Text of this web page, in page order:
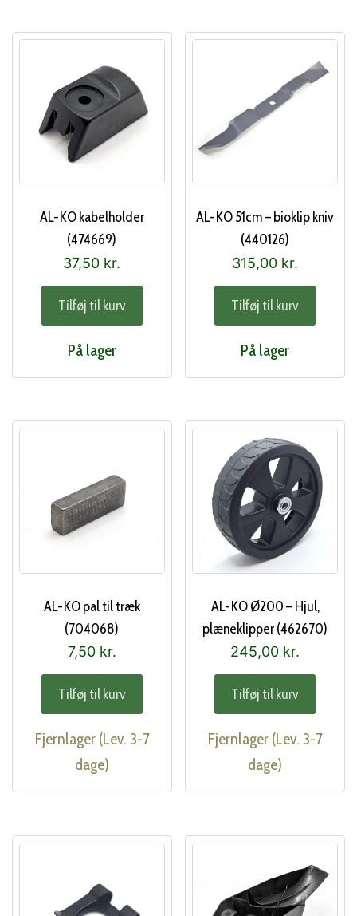
AL-KO kabelholder
(474669)
37,50 kr.
Tilføj til kurv
På lager
AL-KO 51cm – bioklip kniv
(440126)
315,00 kr.
Tilføj til kurv
På lager
AL-KO pal til træk
(704068)
7,50 kr.
Tilføj til kurv
Fjernlager (Lev. 3-7
dage)
AL-KO Ø200 – Hjul,
plæneklipper (462670)
245,00 kr.
Tilføj til kurv
Fjernlager (Lev. 3-7
dage)